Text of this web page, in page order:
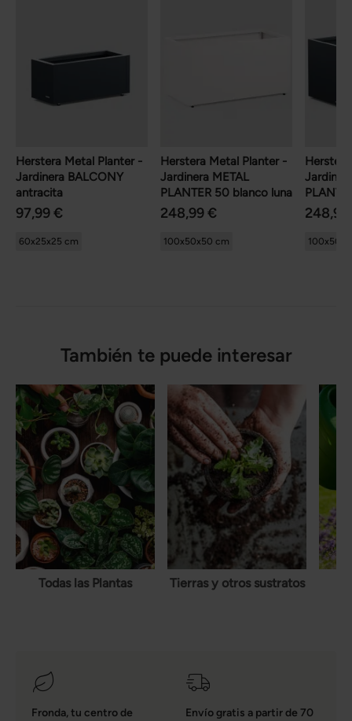
Herstera Metal Planter -
Jardinera BALCONY
antracita
97,99 €
60x25x25 cm
Herstera Metal Planter -
Jardinera METAL
PLANTER 50 blanco luna
248,99 €
100x50x50 cm
También te puede interesar
Todas las Plantas
Tierras y otros sustratos
Fronda, tu centro de
Envío gratis a partir de 70